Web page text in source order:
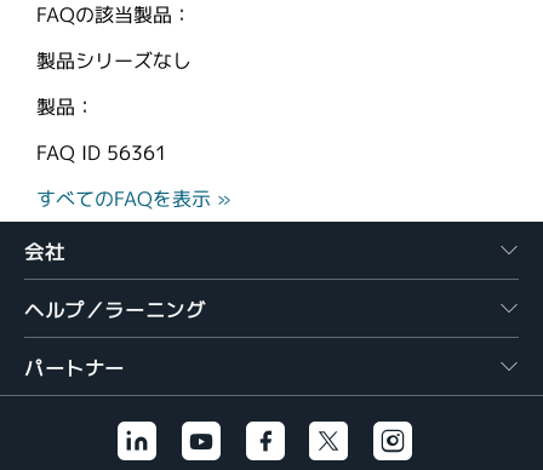
FAQの該当製品：
製品シリーズなし
製品：
FAQ ID 56361
すべてのFAQを表示 »
会社
ヘルプ／ラーニング
パートナー